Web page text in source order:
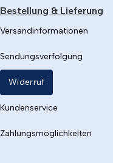
Bestellung & Lieferung
Versandinformationen
Sendungsverfolgung
Widerruf
Kundenservice
Zahlungsmöglichkeiten